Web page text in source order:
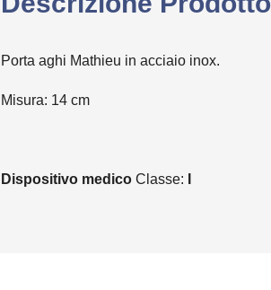
Porta aghi Mathieu in acciaio inox.
Misura: 14 cm
Dispositivo medico Classe: